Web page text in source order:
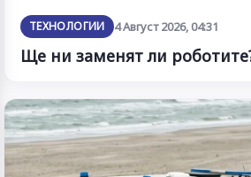
ТЕХНОЛОГИИ 4 Август 2026, 04:31
Ще ни заменят ли